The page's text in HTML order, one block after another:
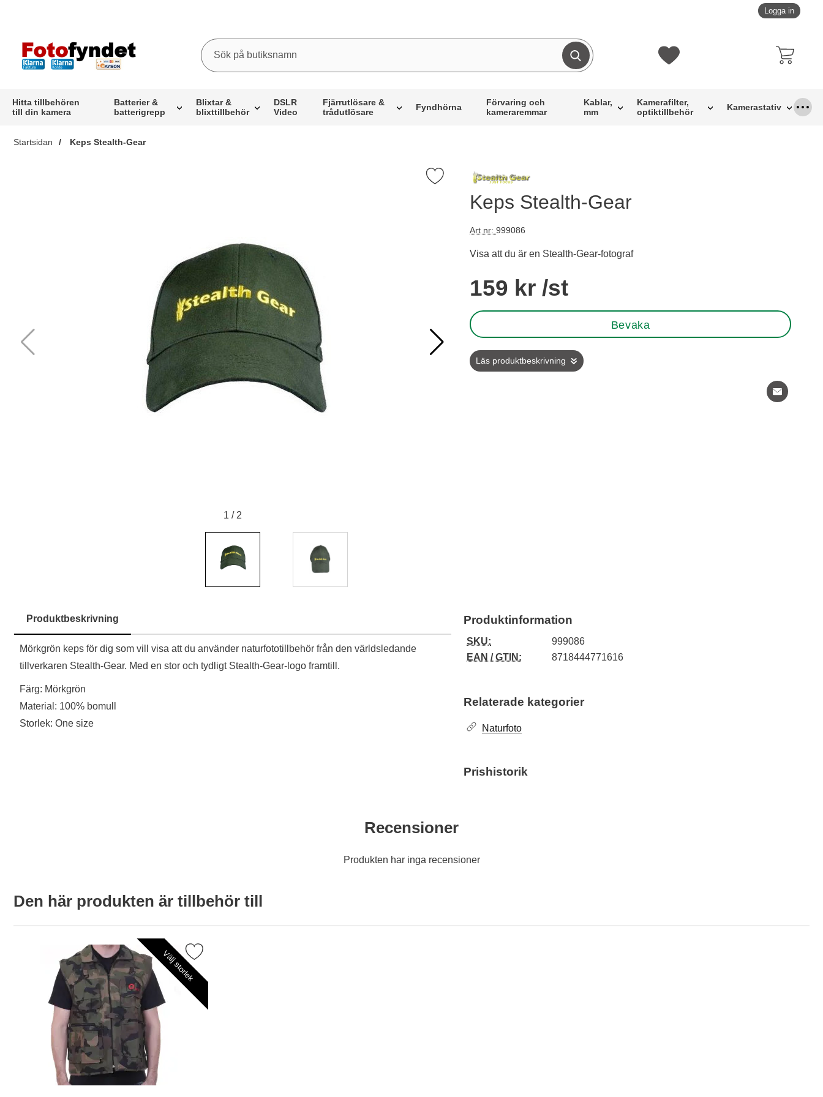
Logga in
Startsidan för butiksnamn
Sök
Sök på butiksnamn
Genomför sökning Mina favoriter
Hitta tillbehören
till din kamera
Batterier &
batterigrepp
Blixtar &
blixttillbehör
DSLR
Video
Fjärrutlösare &
trådutlösare
Fyndhörna
Förvaring och
kameraremmar
Kablar,
mm
Kamerafilter,
optiktillbehör
Kamerastativ
Startsidan Keps Stealth-Gear
Markera keps Stealth-Gear som favorit
1 / 2
Keps Stealth-Gear
Art nr: 999086
Visa att du är en Stealth-Gear-fotograf
pris
159 kr /st
Bevaka
Läs produktbeskrivning
Produktbeskrivning
Produktbeskrivning
Mörkgrön keps för dig som vill visa att du använder naturfototillbehör från den världsledande
tillverkaren Stealth-Gear. Med en stor och tydligt Stealth-Gear-logo framtill.
Färg: Mörkgrön
Material: 100% bomull
Storlek: One size
Produktinformation
SKU:
999086
EAN / GTIN:
8718444771616
Relaterade kategorier
Naturfoto
Prishistorik
Recensioner
Produkten har inga recensioner
Den här produkten är tillbehör till
Välj storlek
Markera o.N.E. Fotoväst kamouflage som favorit